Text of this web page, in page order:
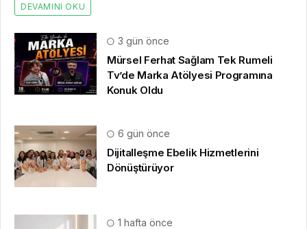
DEVAMINI OKU
3 gün önce
Mürsel Ferhat Sağlam Tek Rumeli
Tv’de Marka Atölyesi Programına
Konuk Oldu
6 gün önce
Dijitalleşme Ebelik Hizmetlerini
Dönüştürüyor
1 hafta önce